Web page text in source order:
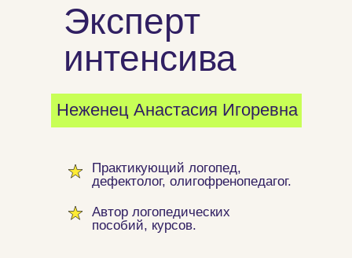
Эксперт
интенсива
Неженец Анастасия Игоревна
Практикующий логопед,
дефектолог, олигофренопедагог.
Автор логопедических
пособий, курсов.